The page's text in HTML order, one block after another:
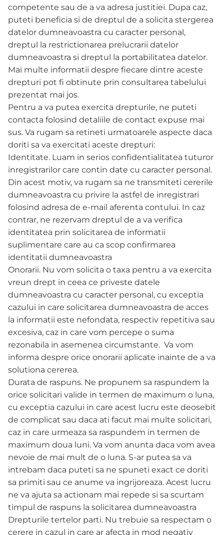
competente sau de a va adresa justitiei. Dupa caz,
puteti beneficia si de dreptul de a solicita stergerea
datelor dumneavoastra cu caracter personal,
dreptul la restrictionarea prelucrarii datelor
dumneavoastra si dreptul la portabilitatea datelor.
Mai multe informatii despre fiecare dintre aceste
drepturi pot fi obtinute prin consultarea tabelului
prezentat mai jos.
Pentru a va putea exercita drepturile, ne puteti
contacta folosind detaliile de contact expuse mai
sus. Va rugam sa retineti urmatoarele aspecte daca
doriti sa va exercitati aceste drepturi:
Identitate. Luam in serios confidentialitatea tuturor
inregistrarilor care contin date cu caracter personal.
Din acest motiv, va rugam sa ne transmiteti cererile
dumneavoastra cu privire la astfel de inregistrari
folosind adresa de e-mail aferenta contului. In caz
contrar, ne rezervam dreptul de a va verifica
identitatea prin solicitarea de informatii
suplimentare care au ca scop confirmarea
identitatii dumneavoastra
Onorarii. Nu vom solicita o taxa pentru a va exercita
vreun drept in ceea ce priveste datele
dumneavoastra cu caracter personal, cu exceptia
cazului in care solicitarea dumneavoastra de acces
la informatii este nefondata, respectiv repetitiva sau
excesiva, caz in care vom percepe o suma
rezonabila in asemenea circumstante. Va vom
informa despre orice onorarii aplicate inainte de a va
solutiona cererea.
Durata de raspuns. Ne propunem sa raspundem la
orice solicitari valide in termen de maximum o luna,
cu exceptia cazului in care acest lucru este deosebit
de complicat sau daca ati facut mai multe solicitari,
caz in care urmeaza sa raspundem in termen de
maximum doua luni. Va vom anunta daca vom avea
nevoie de mai mult de o luna. S-ar putea sa va
intrebam daca puteti sa ne spuneti exact ce doriti
sa primiti sau ce anume va ingrijoreaza. Acest lucru
ne va ajuta sa actionam mai repede si sa scurtam
timpul de raspuns la solicitarea dumneavoastra
Drepturile tertelor parti. Nu trebuie sa respectam o
cerere in cazul in care ar afecta in mod negativ